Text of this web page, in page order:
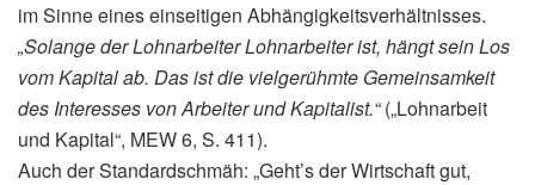
im Sinne eines einseitigen Abhängigkeitsverhältnisses.
„Solange der Lohnarbeiter Lohnarbeiter ist, hängt sein Los
vom Kapital ab. Das ist die vielgerühmte Gemeinsamkeit
des Interesses von Arbeiter und Kapitalist.“(„Lohnarbeit
und Kapital“, MEW 6, S. 411).
Auch der Standardschmäh: „Geht’s der Wirtschaft gut,